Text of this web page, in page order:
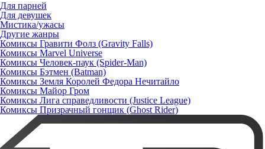
Для парней
Для девушек
Мистика/ужасы
Другие жанры
Комиксы Гравити Фолз (Gravity Falls)
Комиксы Marvel Universe
Комиксы Человек-паук (Spider-Man)
Комиксы Бэтмен (Batman)
Комиксы Земля Королей Федора Нечитайло
Комиксы Майор Гром
Комиксы Лига справедливости (Justice League)
Комиксы Призрачный гонщик (Ghost Rider)